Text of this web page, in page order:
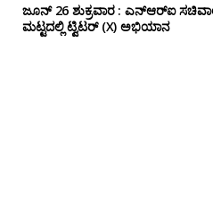
ಜೂನ್ 26 ಶುಕ್ರವಾರ : ಎನ್‌ಆರ್‌ಐ
ಮಟ್ಟದಲ್ಲಿ ಟ್ವಿಟರ್ (X) ಅಭಿಯಾನ